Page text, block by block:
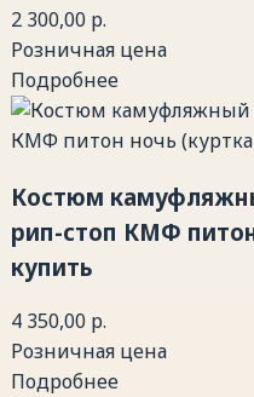
2 300,00 р.
Розничная цена
Подробнее
Костюм
рип-стоп КМФ
купить
4 350,00 р.
Розничная цена
Подробнее